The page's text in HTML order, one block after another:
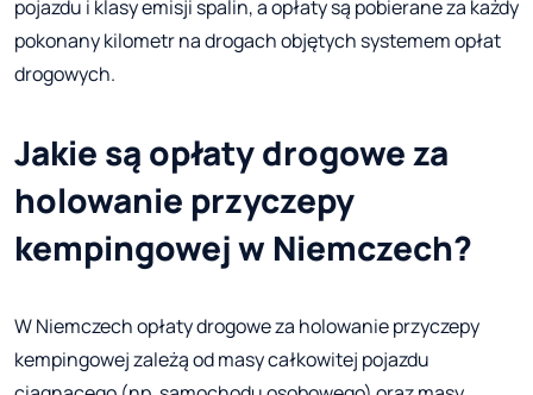
pojazdu i klasy emisji spalin, a opłaty są pobierane za każdy
pokonany kilometr na drogach objętych systemem opłat
drogowych.
Jakie są opłaty drogowe za
holowanie przyczepy
kempingowej w Niemczech?
W Niemczech opłaty drogowe za holowanie przyczepy
kempingowej zależą od masy całkowitej pojazdu